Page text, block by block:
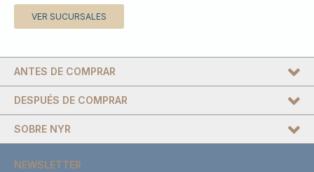
VER SUCURSALES
DESPUÉS DE COMPRAR
SOBRE NYR
ANTES DE COMPRAR
NEWSLETTER